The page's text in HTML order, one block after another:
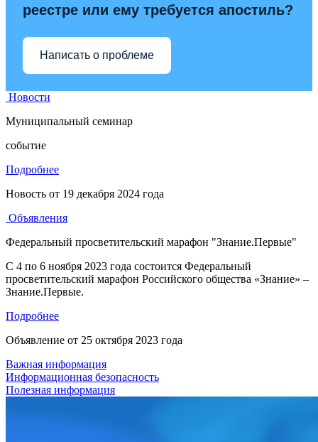
реестре или ему требуется апостиль?
Написать о проблеме
Новости
Муниципальный семинар
событие
Подробнее
Новость от 19 декабря 2024 года
Объявления
Федеральный просветительский марафон "Знание.Первые"
С 4 по 6 ноября 2023 года состоится Федеральный
просветительский марафон Российского общества «Знание» –
Знание.Первые.
Подробнее
Объявление от 25 октября 2023 года
Важная информация
Информационная безопасность
Полезная информация